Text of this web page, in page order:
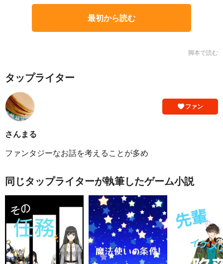
最初から読む
脚本で読む
タップライター
ファン
さんまる
ファンタジーなお話を考えることが多め
同じタップライターが執筆したゲーム小説